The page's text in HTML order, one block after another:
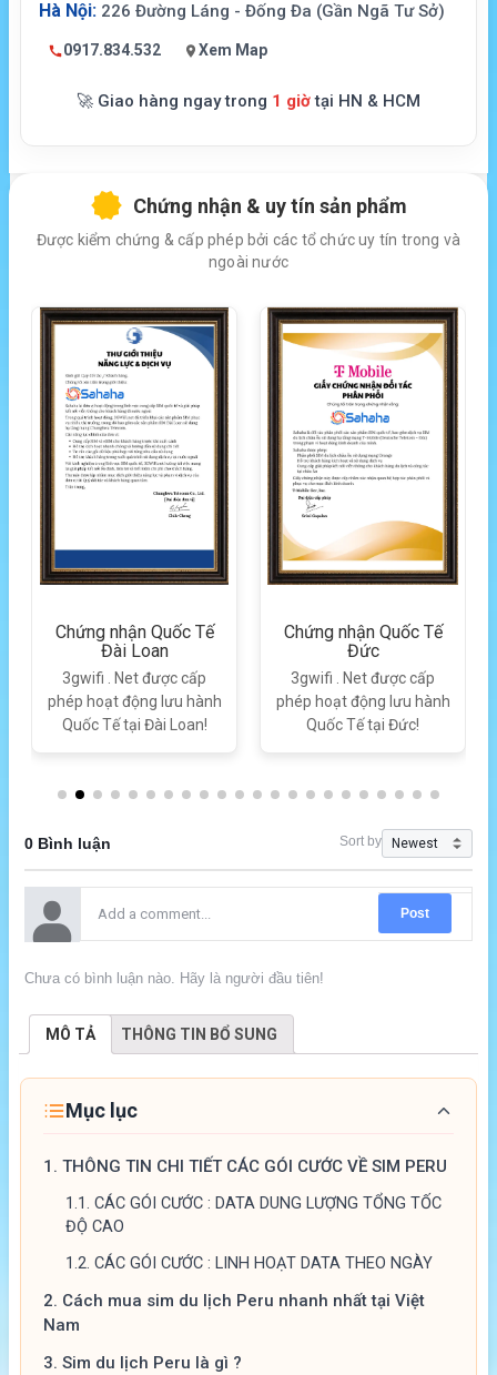
Hà Nội: 226 Đường Láng - Đống Đa (Gần Ngã Tư Sở)
0917.834.532 Xem Map
🚀 Giao hàng ngay trong 1 giờtại HN & HCM
Chứng nhận & uy tín sản phẩm
Được kiểm chứng & cấp phép bởi các tổ chức uy tín trong và
ngoài nước
Chứng nhận Quốc Tế
Đài Loan
3gwifi . Net được cấp
phép hoạt động lưu hành
Quốc Tế tại Đài Loan!
Chứng nhận Quốc Tế
Đức
3gwifi . Net được cấp
phép hoạt động lưu hành
Quốc Tế tại Đức!
0 Bình luận Sort by
Post
Chưa có bình luận nào. Hãy là người đầu tiên!
MÔ TẢ THÔNG TIN BỔ SUNG
Mục lục
1. THÔNG TIN CHI TIẾT CÁC GÓI CƯỚC VỀ SIM PERU
1.1. CÁC GÓI CƯỚC : DATA DUNG LƯỢNG TỔNG TỐC
ĐỘ CAO
1.2. CÁC GÓI CƯỚC : LINH HOẠT DATA THEO NGÀY
2. Cách mua sim du lịch Peru nhanh nhất tại Việt
Nam
3. Sim du lịch Peru là gì ?